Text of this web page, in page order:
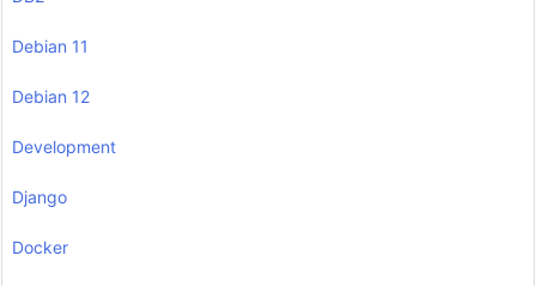
Debian 11
Debian 12
Development
Django
Docker